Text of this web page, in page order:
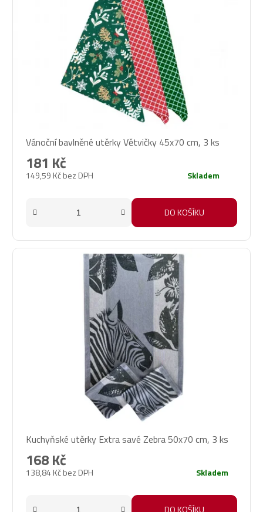
Vánoční bavlněné utěrky Větvičky 45x70 cm, 3 ks
149,59 Kč bez DPH
181 Kč
Skladem
DO KOŠÍKU
Kuchyňské utěrky Extra savé Zebra 50x70 cm, 3 ks
138,84 Kč bez DPH
168 Kč
Skladem